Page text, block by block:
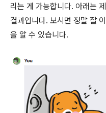
리는 게 가능합니다. 아래는
결과입니다. 보시면 정말 잘
을 알 수 있습니다.